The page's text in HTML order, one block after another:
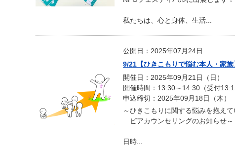
私たちは、心と身体、生活...
公開日：2025年07月24日
9/21【ひきこもりで悩む本人・家
開催日：2025年09月21日（日）
開催時間：13:30～14:30（受付
申込締切：2025年09月18日（木）
～ひきこもりに関する悩みを抱え
ピアカウンセリングのお知らせ～
日時...